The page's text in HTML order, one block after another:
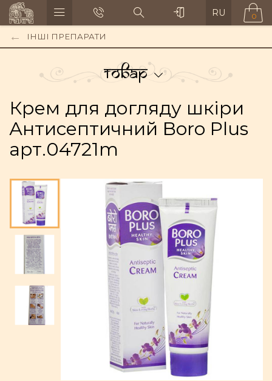
RU 0
ІНШІ ПРЕПАРАТИ
Товар
Крем для догляду шкіри
Антисептичний Boro Plus
арт.04721m